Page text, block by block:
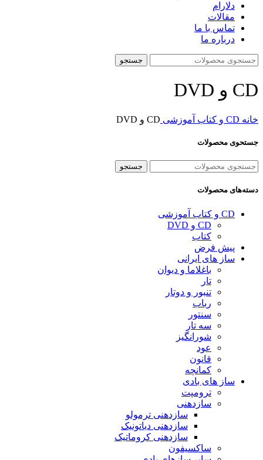
دلارام
مقالات
تماس با ما
درباره ما
جستجو
CD و DVD
خانه CD و کتاب آموزشی CD و DVD
جستحوی محصولات
جستجو
دسته‌های محصولات
CD و کتاب آموزشی
CD و DVD
کتاب
پیش فرض
ساز های ایرانی
باغلاما و دیوان
تار
تنبور و دوتار
رباب
سنتور
سه تار
شورانگیز
عود
قانون
کمانچه
ساز های بادی
ترومپت
سازدهنی
سازدهنی ترمولو
سازدهنی دیاتونیک
سازدهنی کروماتیک
ساکسیفون